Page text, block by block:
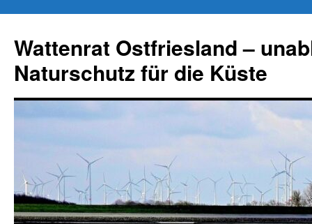
springen
Wattenrat Ostfriesland –
Naturschutz für die Küste